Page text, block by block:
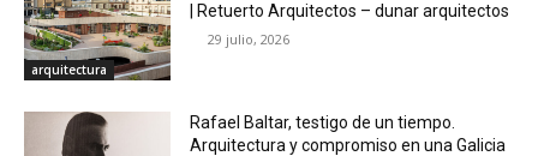
arquitectura
| Retuerto Arquitectos – dunar arquitectos
29 julio, 2026
Rafael Baltar, testigo de un tiempo.
Arquitectura y compromiso en una Galicia